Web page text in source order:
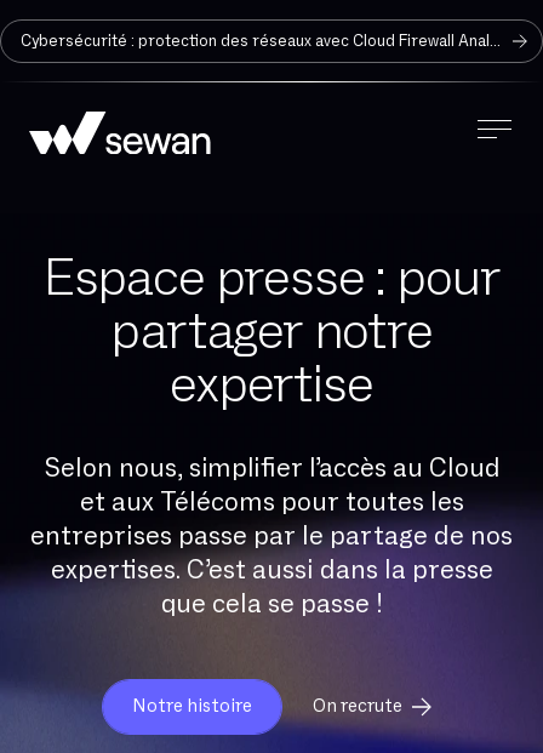
Cybersécurité : protection des réseaux avec Cloud Firewall Analyzer
Espace presse : pour
partager notre
expertise
Selon nous, simplifier l’accès au Cloud
et aux Télécoms pour toutes les
entreprises passe par le partage de nos
expertises. C’est aussi dans la presse
que cela se passe !
Notre histoire On recrute